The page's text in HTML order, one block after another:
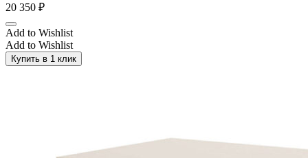
20 350 ₽
Add to Wishlist
Add to Wishlist
Купить в 1 клик